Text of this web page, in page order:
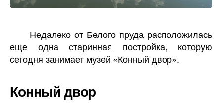
Недалеко от Белого пруда расположилась
еще одна старинная постройка, которую
сегодня занимает музей «Конный двор».
Конный двор